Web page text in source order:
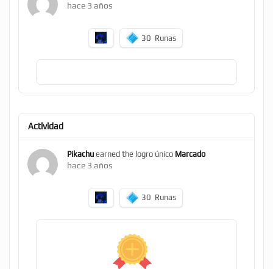
hace 3 años
30 Runas
Actividad
Pikachu earned the logro único Marcado
hace 3 años
30 Runas